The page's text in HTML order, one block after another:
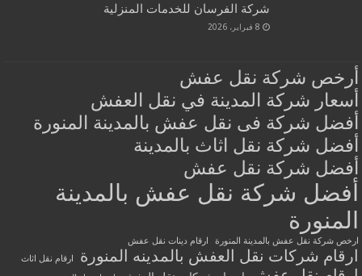
شركة الفرسان للخدمات المنزلية
8 فبراير، 2026
أرخص شركة نقل عفش
أسعار شركة المدينة في نقل العفش
أفضل شركة فى نقل عفش بالمدينة المنورة
أفضل شركة نقل اثاث بالمدينة
أفضل شركة نقل عفش
أفضل شركة نقل عفش بالمدينة
المنورة
ارخص شركة نقل عفش بالمدينة المنورة ارقام دينات نقل عفش
ارقام شركات نقل العفش بالمدينه المنورة ارقام نقل اثاث